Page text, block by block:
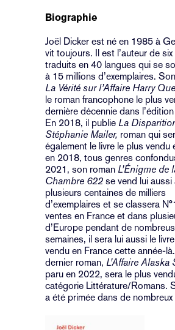
Biographie
Joël Dicker est né en 1985 à
vit toujours. Il est l’auteur de
traduits en 40 langues qui se
à 15 millions d’exemplaires.
La Vérité sur l’Affaire Harry
le roman francophone le plus
dernière décennie dans
En 2018, il publie La
Stéphanie Mailer, roman qui
également le livre le plus vendu
en 2018, tous genres
2021, son roman L’Énigme de
Chambre 622 se vend lui aussi
plusieurs centaines de milliers
d’exemplaires et se classera
ventes en France et dans
d’Europe pendant de
semaines, il sera lui aussi le
vendu en France cette année-
dernier roman, L’Affaire Alaska
paru en 2022, sera le plus
catégorie Littérature/Romans.
a été primée dans de nombreux